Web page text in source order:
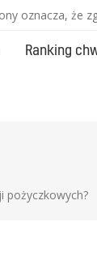
oznacza, że
Ranking
pożyczkowych?